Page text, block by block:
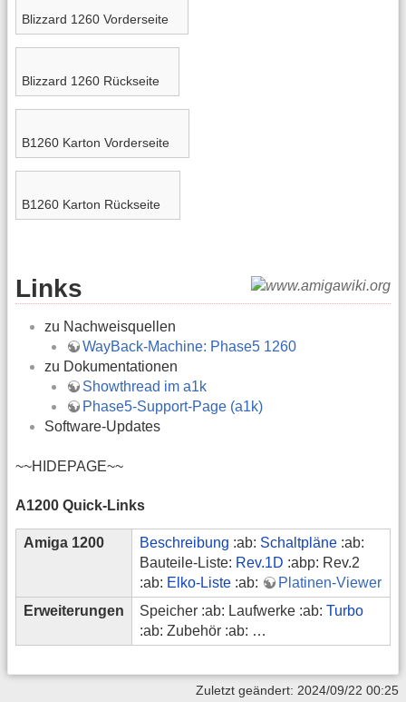
Blizzard 1260 Vorderseite
Blizzard 1260 Rückseite
B1260 Karton Vorderseite
B1260 Karton Rückseite
Links
zu Nachweisquellen
WayBack-Machine: Phase5 1260
zu Dokumentationen
Showthread im a1k
Phase5-Support-Page (a1k)
Software-Updates
~~HIDEPAGE~~
A1200 Quick-Links
Amiga 1200 Beschreibung :ab: Schaltpläne :ab:
Bauteile-Liste: Rev.1D :abp: Rev.2
:ab: Elko-Liste :ab:
Platinen-Viewer
Erweiterungen
Speicher :ab: Laufwerke :ab: Turbo
:ab: Zubehör :ab: …
Zuletzt geändert: 2024/09/22 00:25